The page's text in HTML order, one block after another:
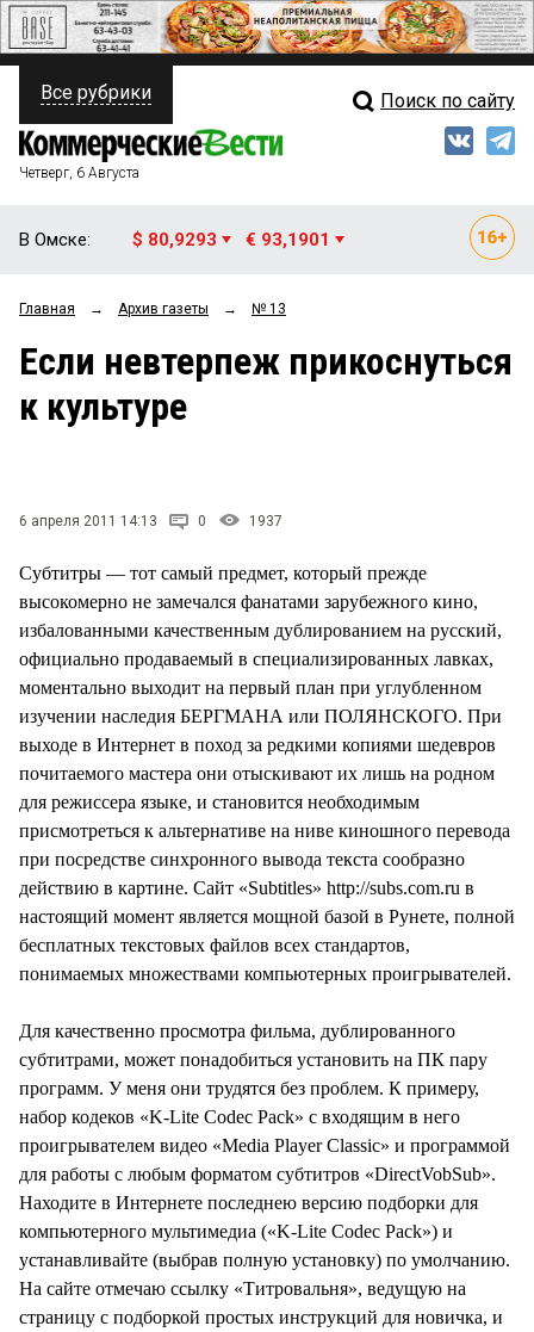
ПОЛИТИКА
ФИНАНСЫ
ОБЩЕСТВО
ЗАКОН
НОВОСТИ КОМПАНИЙ
СТИЛЬ ЖИЗНИ
Свежий выпуск
Рейтинги
Все рубрики Поиск по сайту
Четверг, 6 Августа
В Омске: $ 80,9293 € 93,1901
Главная → Архив газеты → № 13
Если невтерпеж прикоснуться
к культуре
6 апреля 2011 14:13 0 1937
Субтитры — тот самый предмет, который прежде
высокомерно не замечался фанатами зарубежного кино,
избалованными качественным дублированием на русский,
официально продаваемый в специализированных лавках,
моментально выходит на первый план при углубленном
изучении наследия БЕРГМАНА или ПОЛЯНСКОГО. При
выходе в Интернет в поход за редкими копиями шедевров
почитаемого мастера они отыскивают их лишь на родном
для режиссера языке, и становится необходимым
присмотреться к альтернативе на ниве киношного перевода
при посредстве синхронного вывода текста сообразно
действию в картине. Сайт «Subtitles» http://subs.com.ru в
настоящий момент является мощной базой в Рунете, полной
бесплатных текстовых файлов всех стандартов,
понимаемых множествами компьютерных проигрывателей.
Для качественно просмотра фильма, дублированного
субтитрами, может понадобиться установить на ПК пару
программ. У меня они трудятся без проблем. К примеру,
набор кодеков «K-Lite Codec Pack» с входящим в него
проигрывателем видео «Media Player Classic» и программой
для работы с любым форматом субтитров «DirectVobSub».
Находите в Интернете последнею версию подборки для
компьютерного мультимедиа («K-Lite Codec Pack») и
устанавливайте (выбрав полную установку) по умолчанию.
На сайте отмечаю ссылку «Титровальня», ведущую на
страницу с подборкой простых инструкций для новичка, и